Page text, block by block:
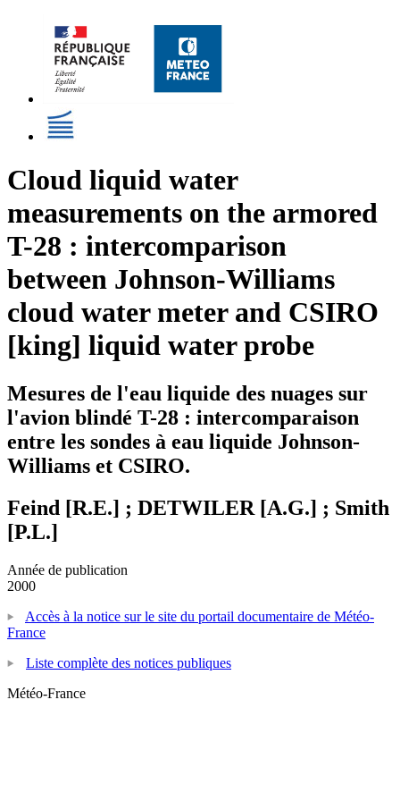
Cloud liquid water
measurements on the armored
T-28 : intercomparison
between Johnson-Williams
cloud water meter and CSIRO
[king] liquid water probe
Mesures de l'eau liquide des nuages sur
l'avion blindé T-28 : intercomparaison
entre les sondes à eau liquide Johnson-
Williams et CSIRO.
Feind [R.E.] ; DETWILER [A.G.] ; Smith
[P.L.]
Année de publication
2000
Accès à la notice sur le site du portail documentaire de Météo-
France
Liste complète des notices publiques
Météo-France